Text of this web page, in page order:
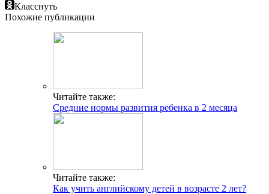
Класснуть
Похожие публикации
Читайте также:
Средние нормы развития ребенка в 2 месяца
Читайте также:
Как учить английскому детей в возрасте 2 лет?